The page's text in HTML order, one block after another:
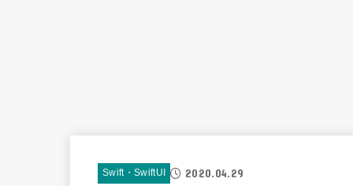
Swift・SwiftUI 2020.04.29